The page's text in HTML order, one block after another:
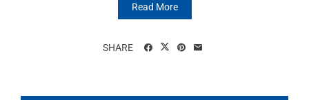
Read More
SHARE